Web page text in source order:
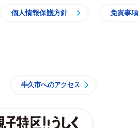
個人情報保護方針 免責事項
牛久市へのアクセス